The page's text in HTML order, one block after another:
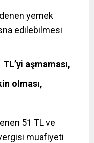
yemek
edilebilmesi
aşmaması,
olması,
51 TL ve
muafiyeti